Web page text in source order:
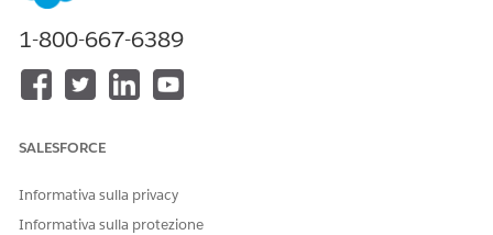
dell'accesso alle funzioni Agentforce per OmniStudio.
1-800-667-6389
SALESFORCE
Informativa sulla privacy
Informativa sulla protezione